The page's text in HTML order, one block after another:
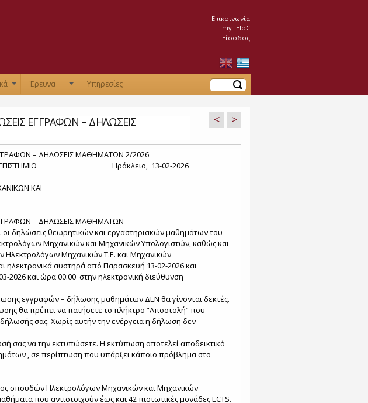
Επικοινωνία
myTEIoC
Είσοδος
Έρευνα Υπηρεσίες Αναζήτηση
ΕΓΓΡΑΦΩΝ – ΔΗΛΩΣΕΙΣ
< >
– ΔΗΛΩΣΕΙΣ ΜΑΘΗΜΑΤΩΝ 2/2026
ΠΑΝΕΠΙΣΤΗΜΙΟ Ηράκλειο, 13-02-2026
ΚΑΙ
– ΔΗΛΩΣΕΙΣ ΜΑΘΗΜΑΤΩΝ
δηλώσεις θεωρητικών και εργαστηριακών μαθημάτων του
Μηχανικών και Μηχανικών Υπολογιστών, καθώς και
Μηχανικών Τ.Ε. και Μηχανικών
ηλεκτρονικά αυστηρά από Παρασκευή 13-02-2026 και
2026 και ώρα 00:00 στην ηλεκτρονική διεύθυνση
εγγραφών – δήλωσης μαθημάτων ΔΕΝ θα γίνονται δεκτές.
θα πρέπει να πατήσετε το πλήκτρο “Aποστολή” που
δήλωσής σας. Χωρίς αυτήν την ενέργεια η δήλωση δεν
σας να την εκτυπώσετε. Η εκτύπωση αποτελεί αποδεικτικό
, σε περίπτωση που υπάρξει κάποιο πρόβλημα στο
σπουδών Ηλεκτρολόγων Μηχανικών και Μηχανικών
που αντιστοιχούν έως και 42 πιστωτικές μονάδες ECTS.